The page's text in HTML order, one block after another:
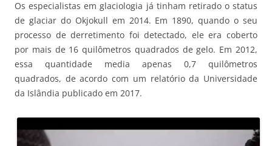
Os especialistas em glaciologia já tinham retirado o status
de glaciar do Okjokull em 2014. Em 1890, quando o seu
processo de derretimento foi detectado, ele era coberto
por mais de 16 quilômetros quadrados de gelo. Em 2012,
essa quantidade media apenas 0,7 quilômetros
quadrados, de acordo com um relatório da Universidade
da Islândia publicado em 2017.